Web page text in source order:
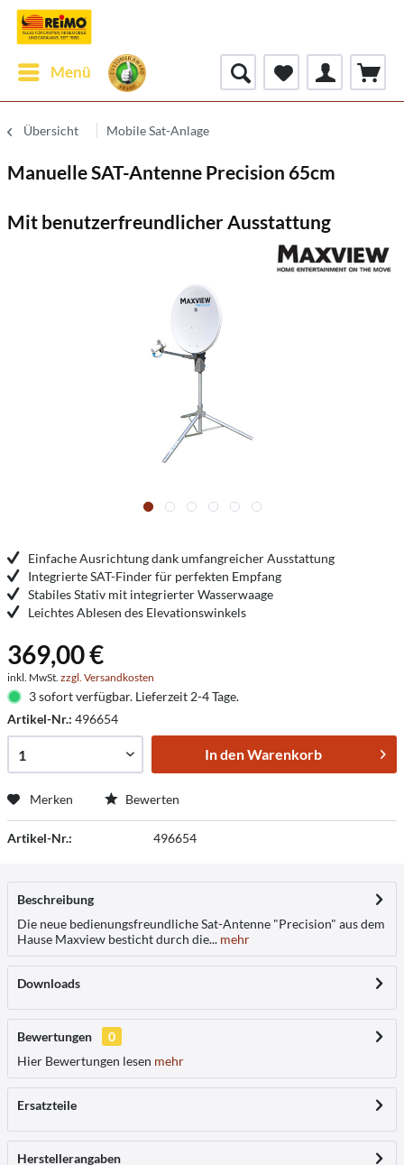
Menü
Übersicht Mobile Sat-Anlage
Manuelle SAT-Antenne Precision 65cm
Mit benutzerfreundlicher Ausstattung
Einfache Ausrichtung dank umfangreicher Ausstattung
Integrierte SAT-Finder für perfekten Empfang
Stabiles Stativ mit integrierter Wasserwaage
Leichtes Ablesen des Elevationswinkels
369,00 €
inkl. MwSt. zzgl. Versandkosten
3 sofort verfügbar. Lieferzeit 2-4 Tage.
Artikel-Nr.: 496654
In denWarenkorb
Merken Bewerten
Artikel-Nr.: 496654
Beschreibung
Die neue bedienungsfreundliche Sat-Antenne "Precision" aus dem
Hause Maxview besticht durch die... mehr
Downloads
Bewertungen
0
Hier Bewertungen lesen mehr
Ersatzteile
Herstellerangaben